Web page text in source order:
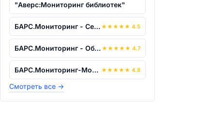
"Аверс:Мониторинг библиотек"
БАРС.Мониторинг - Сельское хозяйство ★ ★ ★ ★ ★ 4.5
БАРС.Мониторинг - Образование ★ ★ ★ ★ ★ 4.7
БАРС.Мониторинг-Молодежная Политика, С... ★ ★ ★ ★ ★ 4.8
Смотреть все →